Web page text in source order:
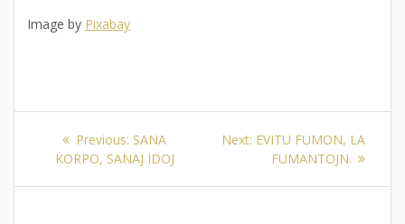
Image by Pixabay
Bejegyzés
navigáció
Previous: Previous
post:
SANA
KORPO, SANAJ IDOJ
Next: Next
post:
EVITU FUMON, LA
FUMANTOJN.